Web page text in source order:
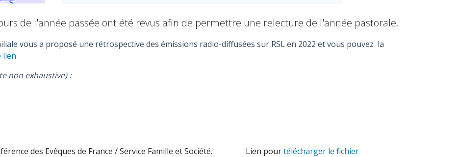
de l'année passée ont été revus afin de permettre une relecture de l'année pastorale.
vous a proposé une rétrospective des émissions radio-diffusées sur RSL en 2022 et vous pouvez la
lien
non exhaustive) :
des Evêques de France / Service Famille et Société. Lien pourtélécharger le fichier